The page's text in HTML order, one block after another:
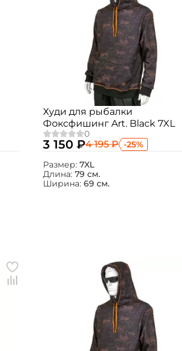
Худи для рыбалки
Фоксфишинг Art. Black 7XL
3 150 ₽4 195 ₽ -25%
Размер: 7XL
Длина: 79 см.
Ширина: 69 см.